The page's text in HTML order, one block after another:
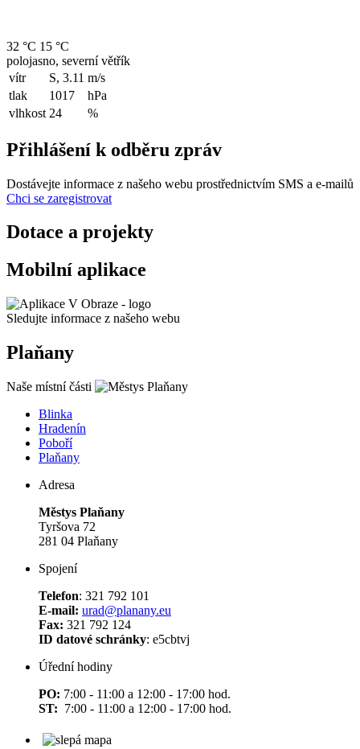
32 °C 15 °C
polojasno, severní větřík
vítr
S, 3.11 m/s
tlak
1017
hPa
vlhkost 24 %
Přihlášení k odběru zpráv
Dostávejte informace z našeho webu prostřednictvím SMS a e-mailů
Chci se zaregistrovat
Dotace a projekty
Mobilní aplikace
Sledujte informace z našeho webu
Plaňany
Naše místní části
Blinka
Hradenín
Poboří
Plaňany
Adresa
Městys Plaňany
Tyršova 72
281 04 Plaňany
Spojení
Telefon: 321 792 101
E-mail: urad@planany.eu
Fax: 321 792 124
ID datové schránky: e5cbtvj
Úřední hodiny
PO: 7:00 - 11:00 a 12:00 - 17:00 hod.
ST: 7:00 - 11:00 a 12:00 - 17:00 hod.